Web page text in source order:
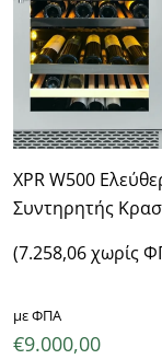
XPR W500
Συντηρητής
€9.000,00
με ΦΠΑ
(7.258,06 χωρίς